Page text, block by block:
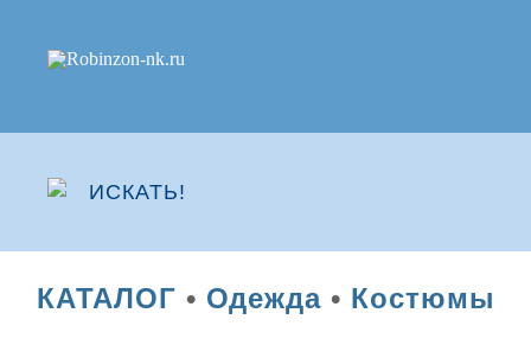
КАТАЛОГ • Одежда• Костюмы